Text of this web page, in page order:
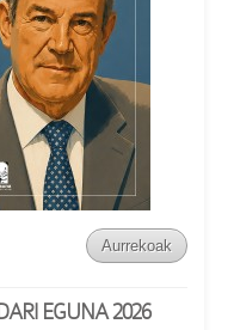
Aurrekoak
EGUNA 2026